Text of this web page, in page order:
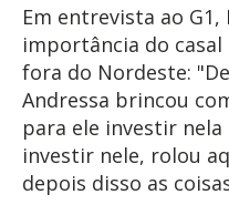
Em entrevista ao
importância do casal
fora do Nordeste:
Andressa brincou
para ele investir
investir nele, rolou
depois disso as